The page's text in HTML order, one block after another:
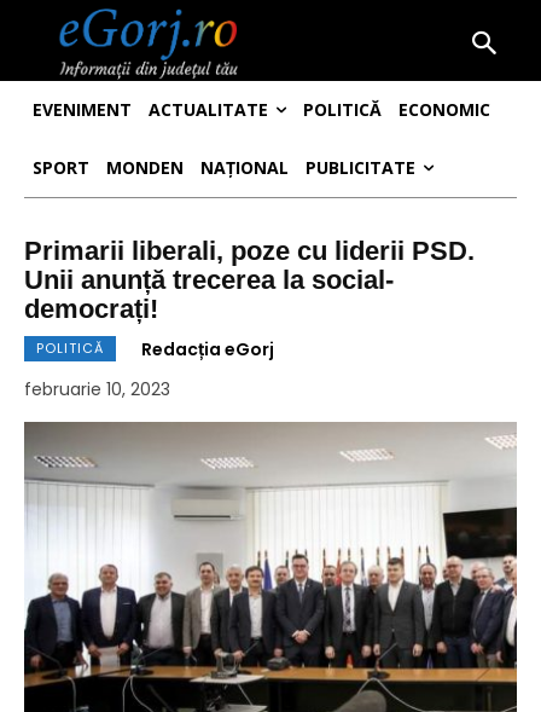
EVENIMENT ACTUALITATE POLITICĂ ECONOMIC
SPORT MONDEN NAȚIONAL PUBLICITATE
Primarii liberali, poze cu liderii PSD.
Unii anunță trecerea la social-
democrați!
POLITICĂ
Redacția eGorj
februarie 10, 2023